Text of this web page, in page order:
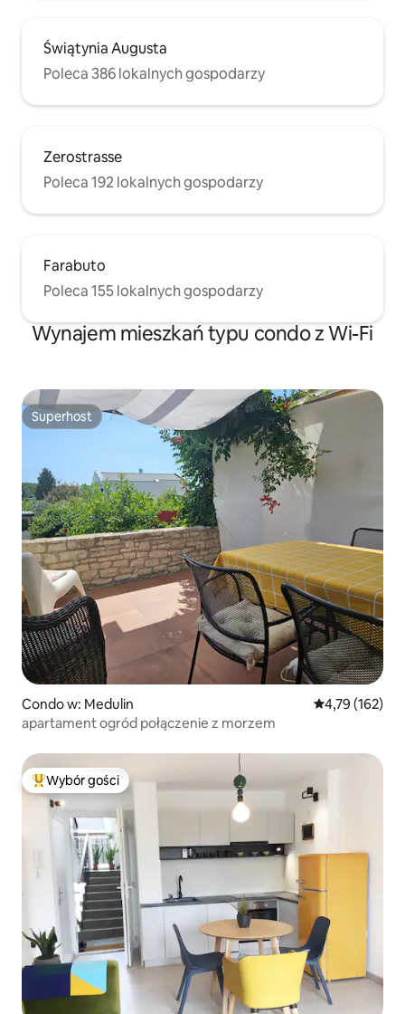
Świątynia Augusta
Poleca 386 lokalnych gospodarzy
Zerostrasse
Poleca 192 lokalnych gospodarzy
Farabuto
Poleca 155 lokalnych gospodarzy
Wynajem mieszkań typu condo z Wi-Fi
Superhost
Superhost
Condo w: Medulin Średnia
4,79 (162)
apartament ogród połączenie z morzem
Najpopularniejsze z kategorii Wybór gości
Wybór gości